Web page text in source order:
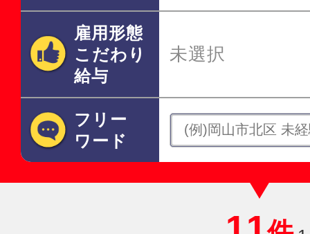
雇用形態
こだわり
給与
未選択
フリー
ワード